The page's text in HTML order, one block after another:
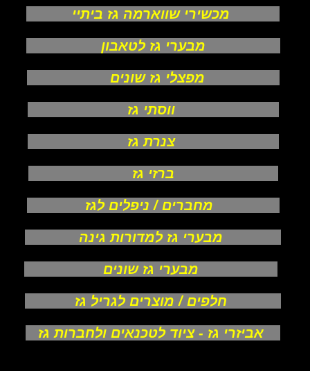
מכשירי שווארמה גז ביתיי
מבערי גז לטאבון
מפצלי גז שונים
ווסתי גז
צנרת גז
ברזי גז
מחברים / ניפלים לגז
מבערי גז למדורות גינה
מבערי גז שונים
חלפים / מוצרים לגריל גז
אביזרי גז - ציוד לטכנאים ולחברות גז